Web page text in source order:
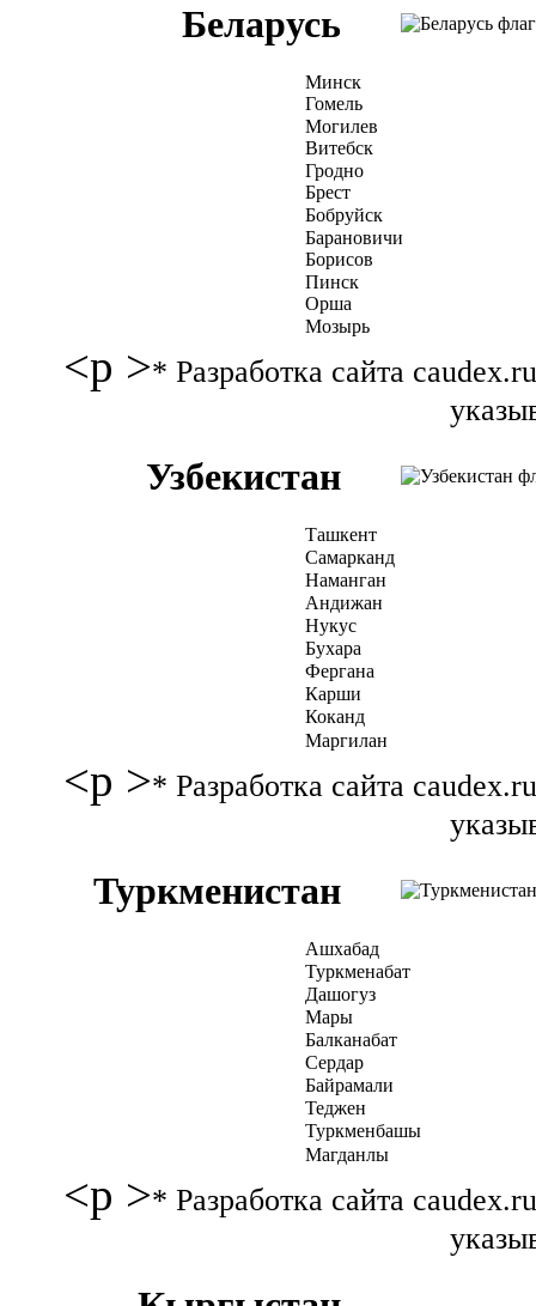
Беларусь
Минск
Гомель
Могилев
Витебск
Гродно
Брест
Бобруйск
Барановичи
Борисов
Пинск
Орша
Мозырь
<p >* Разработка сайта
Узбекистан
Ташкент
Самарканд
Наманган
Андижан
Нукус
Бухара
Фергана
Карши
Коканд
Маргилан
<p >* Разработка сайта
Туркменистан
Ашхабад
Туркменабат
Дашогуз
Мары
Балканабат
Сердар
Байрамали
Теджен
Туркменбашы
Магданлы
<p >* Разработка сайта